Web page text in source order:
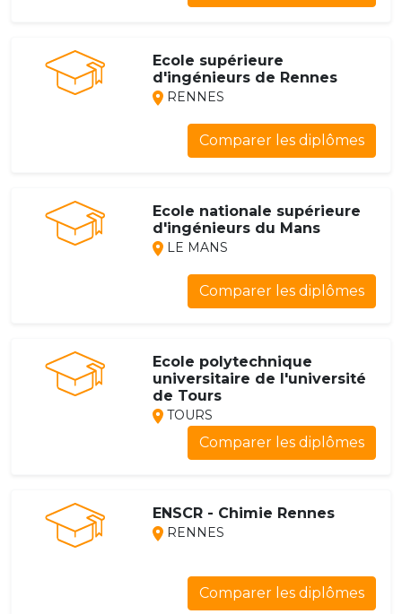
Ecole supérieure
d'ingénieurs de Rennes
RENNES
Comparer les diplômes
Ecole nationale supérieure
d'ingénieurs du Mans
LE MANS
Comparer les diplômes
Ecole polytechnique
universitaire de l'université
de Tours
TOURS
Comparer les diplômes
ENSCR - Chimie Rennes
RENNES
Comparer les diplômes